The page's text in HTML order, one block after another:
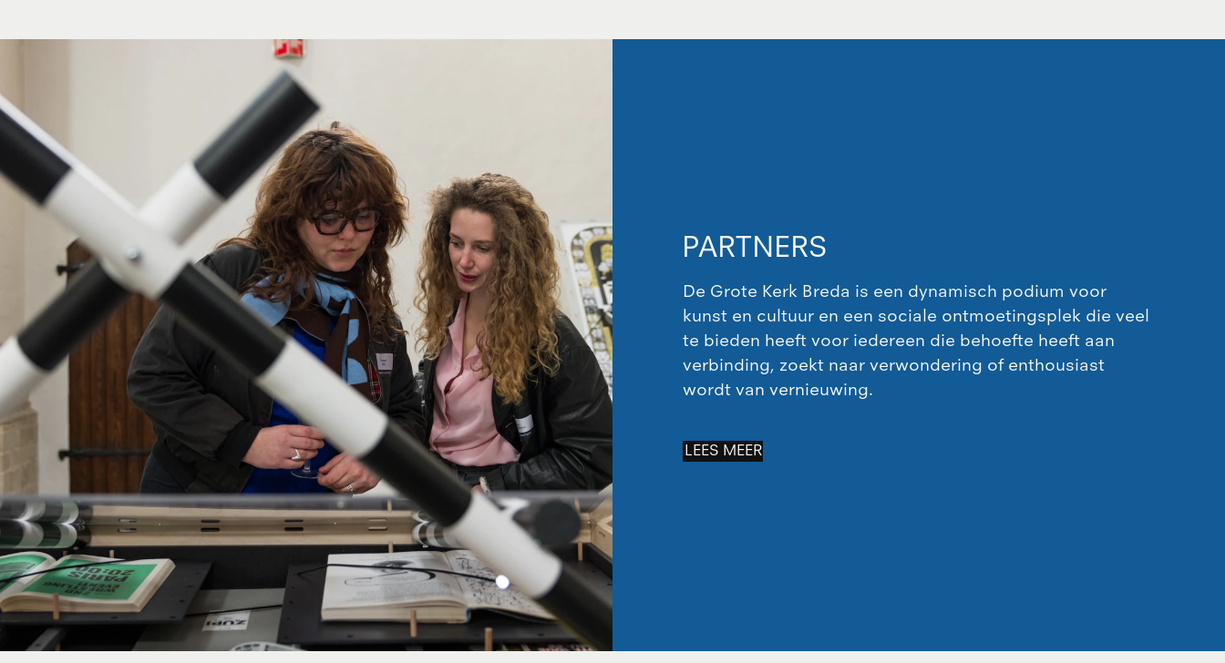
PARTNERS
De Grote Kerk Breda is een dynamisch podium voor
kunst en cultuur en een sociale ontmoetingsplek die veel
te bieden heeft voor iedereen die behoefte heeft aan
verbinding, zoekt naar verwondering of enthousiast
wordt van vernieuwing.
LEES MEER